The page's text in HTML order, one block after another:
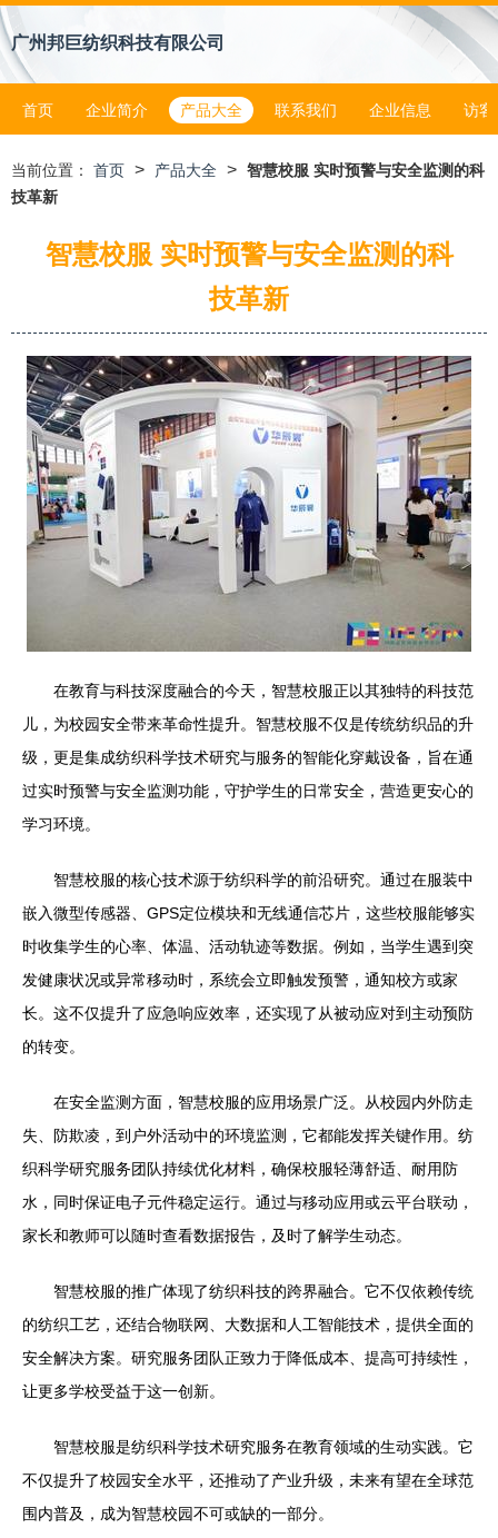
广州邦巨纺织科技有限公司
首页 企业简介 产品大全 联系我们 企业信息 访客
当前位置： 首页 > 产品大全 > 智慧校服 实时预警与安全监测的科
技革新
智慧校服 实时预警与安全监测的科
技革新
在教育与科技深度融合的今天，智慧校服正以其独特的科技范
儿，为校园安全带来革命性提升。智慧校服不仅是传统纺织品的升
级，更是集成纺织科学技术研究与服务的智能化穿戴设备，旨在通
过实时预警与安全监测功能，守护学生的日常安全，营造更安心的
学习环境。
智慧校服的核心技术源于纺织科学的前沿研究。通过在服装中
嵌入微型传感器、GPS定位模块和无线通信芯片，这些校服能够实
时收集学生的心率、体温、活动轨迹等数据。例如，当学生遇到突
发健康状况或异常移动时，系统会立即触发预警，通知校方或家
长。这不仅提升了应急响应效率，还实现了从被动应对到主动预防
的转变。
在安全监测方面，智慧校服的应用场景广泛。从校园内外防走
失、防欺凌，到户外活动中的环境监测，它都能发挥关键作用。纺
织科学研究服务团队持续优化材料，确保校服轻薄舒适、耐用防
水，同时保证电子元件稳定运行。通过与移动应用或云平台联动，
家长和教师可以随时查看数据报告，及时了解学生动态。
智慧校服的推广体现了纺织科技的跨界融合。它不仅依赖传统
的纺织工艺，还结合物联网、大数据和人工智能技术，提供全面的
安全解决方案。研究服务团队正致力于降低成本、提高可持续性，
让更多学校受益于这一创新。
智慧校服是纺织科学技术研究服务在教育领域的生动实践。它
不仅提升了校园安全水平，还推动了产业升级，未来有望在全球范
围内普及，成为智慧校园不可或缺的一部分。